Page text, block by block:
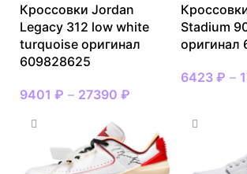
Кроссовки Jordan
Legacy 312 low white
turquoise оригинал
609828625
9401 ₽ – 27390 ₽
Stadium
оригинал
6423 ₽ –